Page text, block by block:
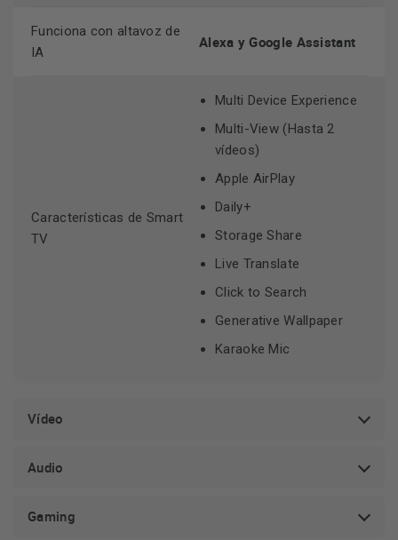
Funciona con altavoz de
IA
Alexa y Google Assistant
Características de Smart
TV
Multi Device Experience
Multi-View (Hasta 2
vídeos)
Apple AirPlay
Daily+
Storage Share
Live Translate
Click to Search
Generative Wallpaper
Karaoke Mic
Vídeo
Audio
Gaming